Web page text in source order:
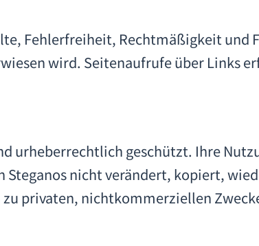
Fehlerfreiheit, Rechtmäßigkeit
wird. Seitenaufrufe über Links
urheberrechtlich geschützt. Ihre
Steganos nicht verändert, kopiert,
privaten, nichtkommerziellen